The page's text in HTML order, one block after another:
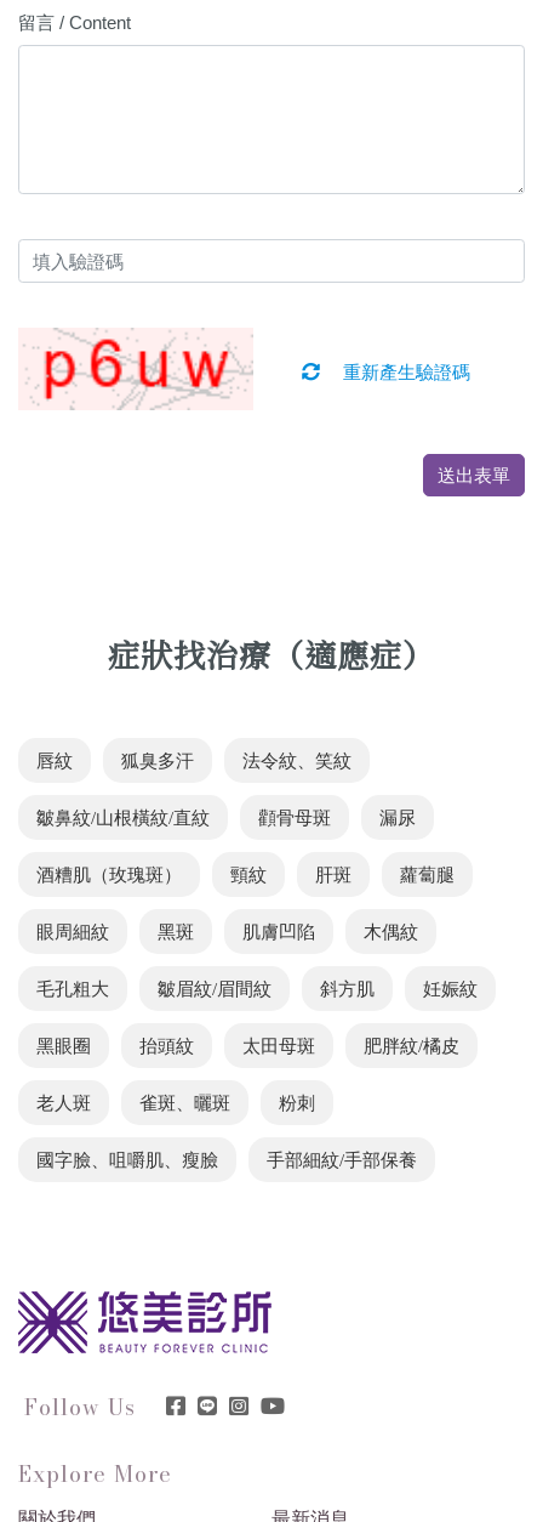
留言 / Content
重新產生驗證碼
送出表單
症狀找治療（適應症）
唇紋 狐臭多汗 法令紋、笑紋
皺鼻紋/山根橫紋/直紋 顴骨母斑 漏尿
酒糟肌（玫瑰斑） 頸紋 肝斑 蘿蔔腿
眼周細紋 黑斑 肌膚凹陷 木偶紋
毛孔粗大 皺眉紋/眉間紋 斜方肌 妊娠紋
黑眼圈 抬頭紋 太田母斑 肥胖紋/橘皮
老人斑 雀斑、曬斑 粉刺
國字臉、咀嚼肌、瘦臉 手部細紋/手部保養
Follow Us
Explore More